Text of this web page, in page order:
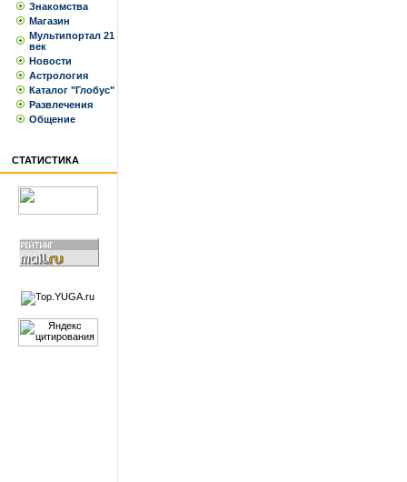
Знакомства
Магазин
Мультипортал 21
век
Новости
Астрология
Каталог "Глобус"
Развлечения
Общение
СТАТИСТИКА